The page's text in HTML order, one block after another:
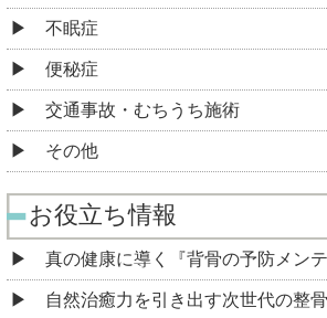
不眠症
便秘症
交通事故・むちうち施術
その他
お役立ち情報
真の健康に導く『背骨の予防メンテ
自然治癒力を引き出す次世代の整